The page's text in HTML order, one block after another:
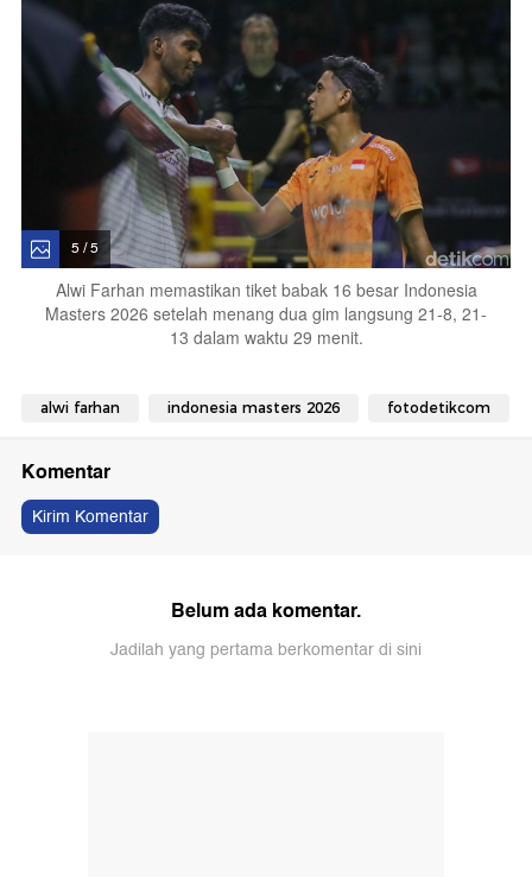
5 / 5
Alwi Farhan memastikan tiket babak 16 besar Indonesia
Masters 2026 setelah menang dua gim langsung 21-8, 21-
13 dalam waktu 29 menit.
alwi farhan indonesia masters 2026 fotodetikcom
Komentar
Kirim Komentar
Belum ada komentar.
Jadilah yang pertama berkomentar di sini